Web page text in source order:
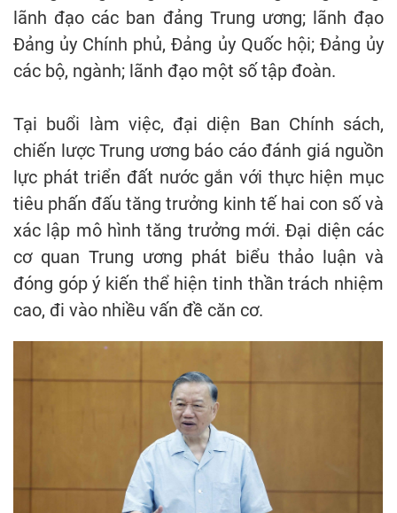
lãnh đạo các ban đảng Trung ương; lãnh đạo
Đảng ủy Chính phủ, Đảng ủy Quốc hội; Đảng ủy
các bộ, ngành; lãnh đạo một số tập đoàn.
Tại buổi làm việc, đại diện Ban Chính sách,
chiến lược Trung ương báo cáo đánh giá nguồn
lực phát triển đất nước gắn với thực hiện mục
tiêu phấn đấu tăng trưởng kinh tế hai con số và
xác lập mô hình tăng trưởng mới. Đại diện các
cơ quan Trung ương phát biểu thảo luận và
đóng góp ý kiến thể hiện tinh thần trách nhiệm
cao, đi vào nhiều vấn đề căn cơ.